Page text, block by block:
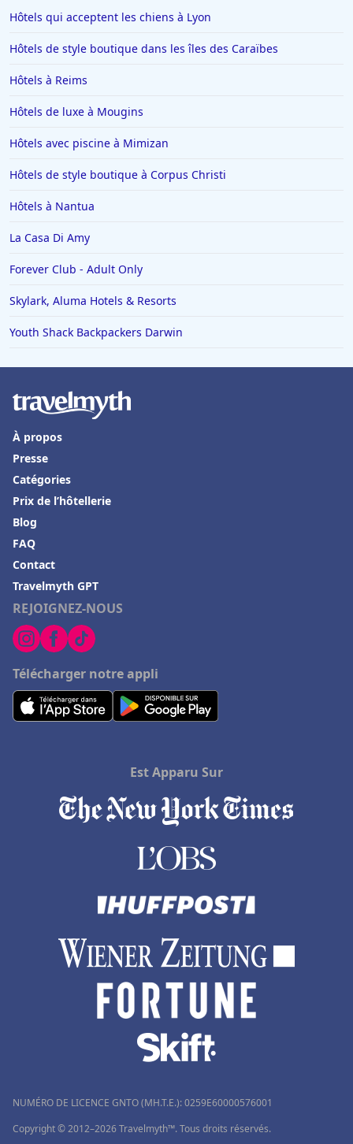
Hôtels qui acceptent les chiens à Lyon
Hôtels de style boutique dans les îles des Caraïbes
Hôtels à Reims
Hôtels de luxe à Mougins
Hôtels avec piscine à Mimizan
Hôtels de style boutique à Corpus Christi
Hôtels à Nantua
La Casa Di Amy
Forever Club - Adult Only
Skylark, Aluma Hotels & Resorts
Youth Shack Backpackers Darwin
REJOIGNEZ-NOUS
Télécharger notre appli
À propos
Presse
Catégories
Prix de l’hôtellerie
Blog
FAQ
Contact
Travelmyth GPT
Est Apparu Sur
NUMÉRO DE LICENCE GNTO (MH.T.E.): 0259Ε60000576001
Copyright © 2012–2026 Travelmyth™. Tous droits réservés.